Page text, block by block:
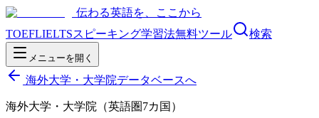
伝わる英語を、ここから
TOEFLIELTSスピーキング学習法無料ツール 検索
メニューを開く
海外大学・大学院データベースへ
海外大学・大学院（英語圏7カ国）